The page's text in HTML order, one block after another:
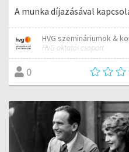
A munka díjazásával
HVG oktatói csoport
0